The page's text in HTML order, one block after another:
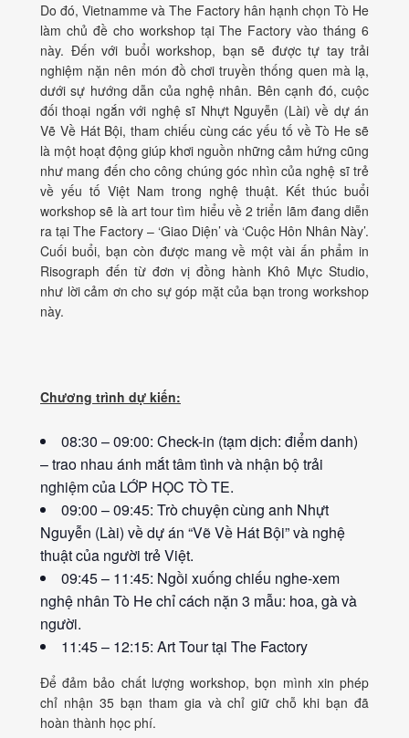
Do đó, Vietnamme và The Factory hân hạnh chọn Tò He
làm chủ đề cho workshop tại The Factory vào tháng 6
này. Đến với buổi workshop, bạn sẽ được tự tay trải
nghiệm nặn nên món đồ chơi truyền thống quen mà lạ,
dưới sự hướng dẫn của nghệ nhân. Bên cạnh đó, cuộc
đối thoại ngắn với nghệ sĩ Nhựt Nguyễn (Lài) về dự án
Vẽ Về Hát Bội, tham chiếu cùng các yếu tố về Tò He sẽ
là một hoạt động giúp khơi nguồn những cảm hứng cũng
như mang đến cho công chúng góc nhìn của nghệ sĩ trẻ
về yếu tố Việt Nam trong nghệ thuật. Kết thúc buổi
workshop sẽ là art tour tìm hiểu về 2 triển lãm đang diễn
ra tại The Factory – ‘Giao Diện’ và ‘Cuộc Hôn Nhân Này’.
Cuối buổi, bạn còn được mang về một vài ấn phẩm in
Risograph đến từ đơn vị đồng hành Khô Mực Studio,
như lời cảm ơn cho sự góp mặt của bạn trong workshop
này.
Chương trình dự kiến:
08:30 – 09:00: Check-in (tạm dịch: điểm danh)
– trao nhau ánh mắt tâm tình và nhận bộ trải
nghiệm của LỚP HỌC TÒ TE.
09:00 – 09:45: Trò chuyện cùng anh Nhựt
Nguyễn (Lài) về dự án “Vẽ Về Hát Bội” và nghệ
thuật của người trẻ Việt.
09:45 – 11:45: Ngồi xuống chiếu nghe-xem
nghệ nhân Tò He chỉ cách nặn 3 mẫu: hoa, gà và
người.
11:45 – 12:15: Art Tour tại The Factory
Để đảm bảo chất lượng workshop, bọn mình xin phép
chỉ nhận 35 bạn tham gia và chỉ giữ chỗ khi bạn đã
hoàn thành học phí.